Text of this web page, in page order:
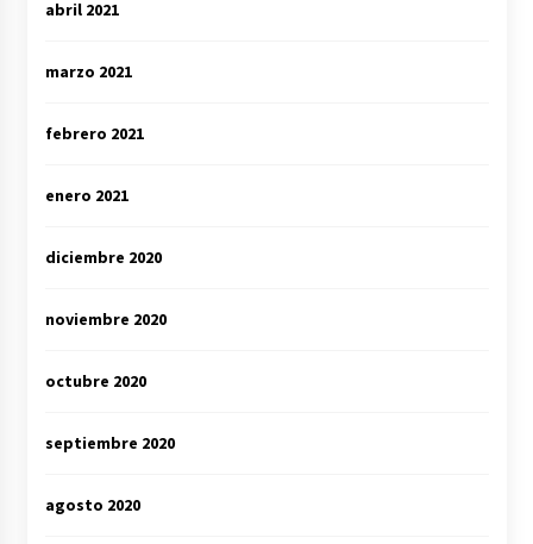
abril 2021
marzo 2021
febrero 2021
enero 2021
diciembre 2020
noviembre 2020
octubre 2020
septiembre 2020
agosto 2020